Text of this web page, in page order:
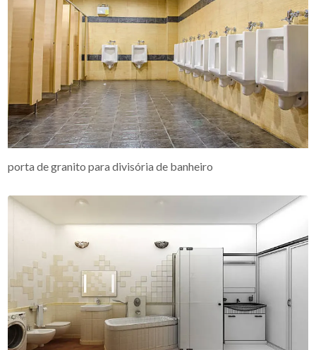
porta de granito para divisória de banheiro